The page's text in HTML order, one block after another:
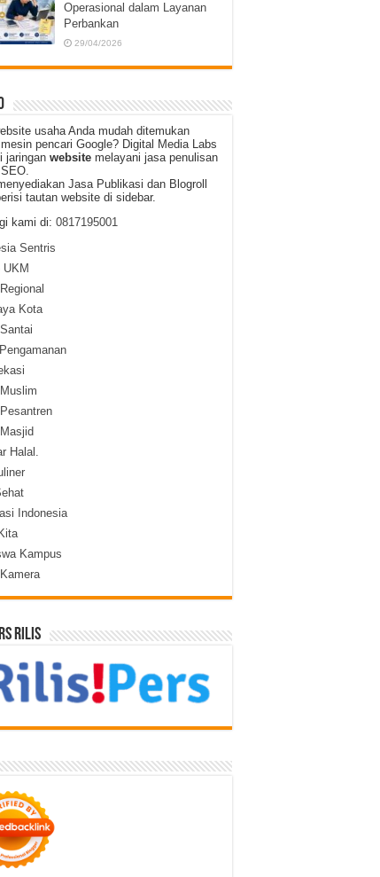
Operasional dalam Layanan
Perbankan
29/04/2026
usaha Anda mudah ditemukan
pencari Google? Digital Media Labs
jaringan website melayani jasa penulisan
Jasa Publikasi dan Blogroll
tautan website di sidebar.
kami di: 0817195001
Sentris
UKM
Kota
Halal.
Indonesia
Kampus
Rilis